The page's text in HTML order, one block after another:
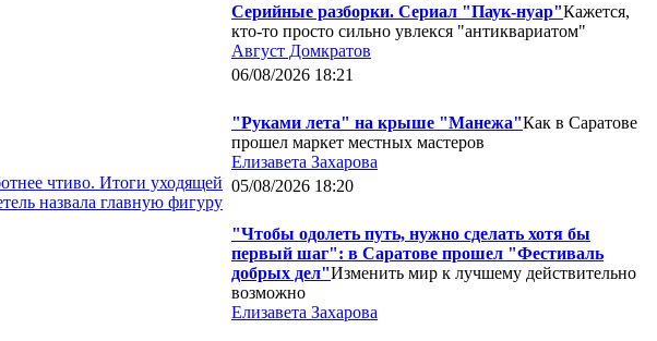
чтиво. Итоги уходящей
назвала главную фигуру
Серийные разборки. Сериал "Паук-нуар"Кажется,
кто-то просто сильно увлекся "антиквариатом"
Август Домкратов
06/08/2026 18:21
"Руками лета" на крыше "Манежа"Как в Саратове
прошел маркет местных мастеров
Елизавета Захарова
05/08/2026 18:20
"Чтобы одолеть путь, нужно сделать хотя бы
первый шаг": в Саратове прошел "Фестиваль
добрых дел"Изменить мир к лучшему действительно
возможно
Елизавета Захарова